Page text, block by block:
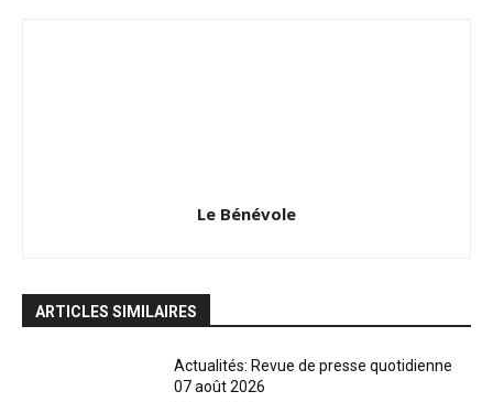
Le Bénévole
ARTICLES SIMILAIRES
Actualités: Revue de presse quotidienne
07 août 2026